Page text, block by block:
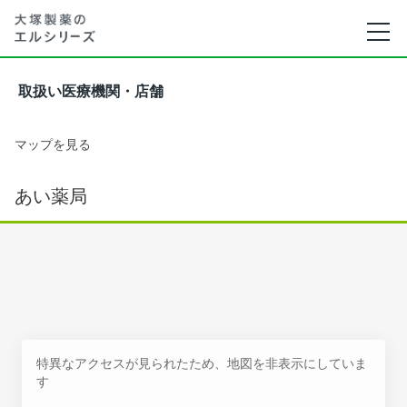
取扱い医療機関・店舗
マップを見る
あい薬局
特異なアクセスが見られたため、地図を非表示にしていま
す